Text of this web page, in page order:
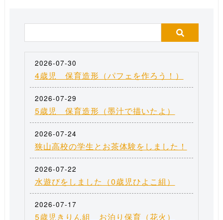
2026-07-30
4歳児 保育造形（パフェを作ろう！）
2026-07-29
5歳児 保育造形（墨汁で描いたよ）
2026-07-24
狭山高校の学生とお茶体験をしました！
2026-07-22
水遊びをしました（0歳児ひよこ組）
2026-07-17
5歳児きりん組 お泊り保育（花火）